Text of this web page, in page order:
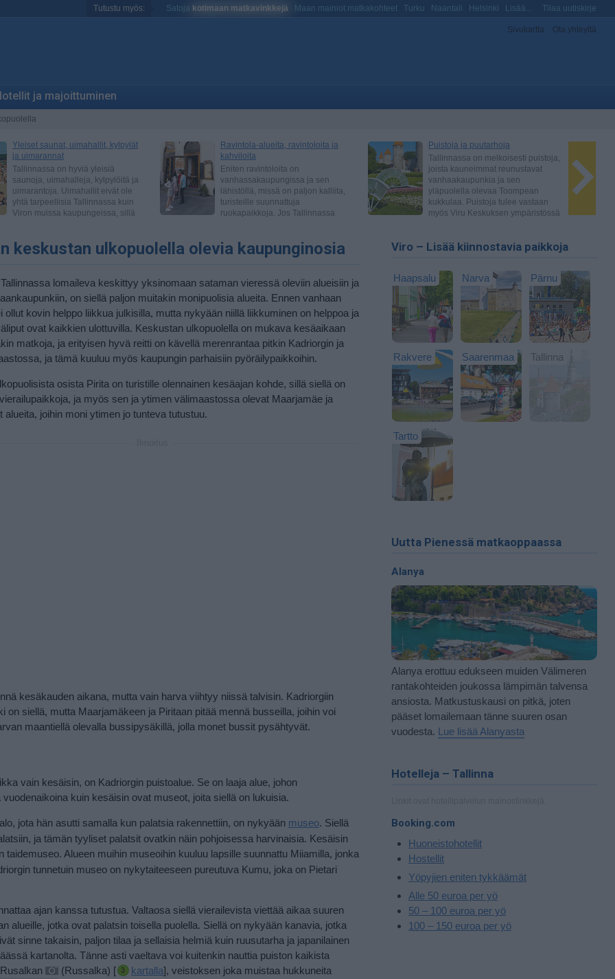
Tutustu myös: Satoja kotimaan matkavinkkejä Maan mainiot matkakohteet Turku Naantali Helsinki Lisää... Tilaa uutiskirje
Sivukartta Ota yhteyttä
ja majoittuminen
Viro – Lisää kiinnostavia paikkoja
Haapsalu Narva Pärnu
Rakvere Saarenmaa Tallinna
Tartto
Uutta Pienessä matkaoppaassa
Alanya
Alanya erottuu edukseen muiden Välimeren
rantakohteiden joukossa lämpimän talvensa
ansiosta. Matkustuskausi on pitkä, joten
pääset lomailemaan tänne suuren osan
vuodesta. Lue lisää Alanyasta
Hotelleja – Tallinna
Booking.com
Huoneistohotellit
Hostellit
Yöpyjien eniten tykkäämät
Alle 50 euroa per yö
50 – 100 euroa per yö
100 – 150 euroa per yö
keskustan ulkopuolella olevia kaupunginosia
lomaileva keskittyy yksinomaan sataman vieressä oleviin alueisiin ja
on siellä paljon muitakin monipuolisia alueita. Ennen vanhaan
ollut kovin helppo liikkua julkisilla, mutta nykyään niillä liikkuminen on helppoa ja
ovat kaikkien ulottuvilla. Keskustan ulkopuolella on mukava kesäaikaan
matkoja, ja erityisen hyvä reitti on kävellä merenrantaa pitkin Kadriorgin ja
ja tämä kuuluu myös kaupungin parhaisiin pyöräilypaikkoihin.
osista Pirita on turistille olennainen kesäajan kohde, sillä siellä on
ja myös sen ja ytimen välimaastossa olevat Maarjamäe ja
alueita, joihin moni ytimen jo tunteva tutustuu.
kesäkauden aikana, mutta vain harva viihtyy niissä talvisin. Kadriorgiin
siellä, mutta Maarjamäkeen ja Piritaan pitää mennä busseilla, joihin voi
maantiellä olevalla bussipysäkillä, jolla monet bussit pysähtyvät.
vain kesäisin, on Kadriorgin puistoalue. Se on laaja alue, johon
kuin kesäisin ovat museot, joita siellä on lukuisia.
jota hän asutti samalla kun palatsia rakennettiin, on nykyään museo. Siellä
ja tämän tyyliset palatsit ovatkin näin pohjoisessa harvinaisia. Kesäisin
taidemuseo. Alueen muihin museoihin kuuluu lapsille suunnattu Miiamilla, jonka
tunnetuin museo on nykytaiteeseen pureutuva Kumu, joka on Pietari
ajan kanssa tutustua. Valtaosa siellä vierailevista viettää aikaa suuren
alueille, jotka ovat palatsin toisella puolella. Siellä on nykyään kanavia, jotka
sinne takaisin, paljon tilaa ja sellaisia helmiä kuin ruusutarha ja japanilainen
kartanolta. Tänne asti vaeltava voi kuitenkin nauttia puiston kaikista
Rusalkan (Russalka) [ kartalla], veistoksen joka muistaa hukkuneita